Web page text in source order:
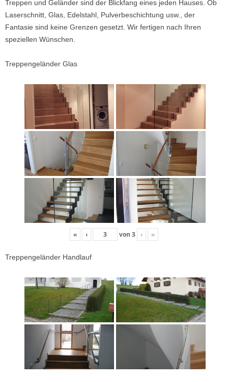
Treppen und Geländer sind der Blickfang eines jeden Hauses. Ob
Laserschnitt, Glas, Edelstahl, Pulverbeschichtung usw., der
Fantasie sind keine Grenzen gesetzt. Wir fertigen nach Ihren
speziellen Wünschen.
Treppengeländer Glas
« ‹ von 3 › »
Treppengeländer Handlauf